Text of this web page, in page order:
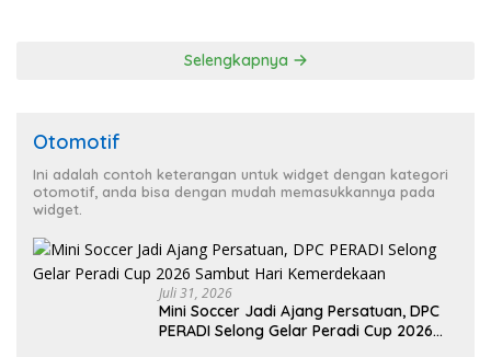
Selengkapnya
Otomotif
Ini adalah contoh keterangan untuk widget dengan kategori
otomotif, anda bisa dengan mudah memasukkannya pada
widget.
Juli 31, 2026
Mini Soccer Jadi Ajang Persatuan, DPC
PERADI Selong Gelar Peradi Cup 2026